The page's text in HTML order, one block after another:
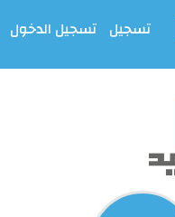
تسجيل تسجيل الدخول